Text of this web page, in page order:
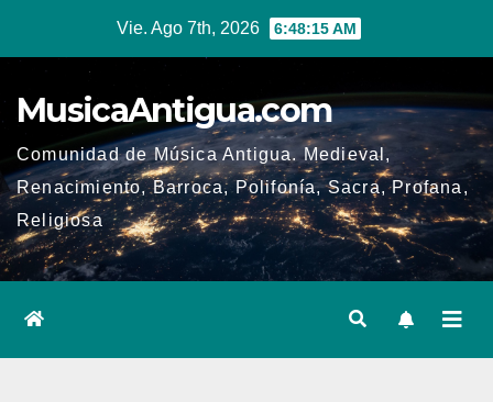
Vie. Ago 7th, 2026 6:48:16 AM
MusicaAntigua.com
Comunidad de Música Antigua. Medieval,
Renacimiento, Barroca, Polifonía, Sacra, Profana,
Religiosa